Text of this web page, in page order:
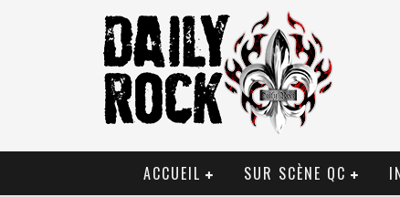
ACCUEIL SUR SCÈNE QC